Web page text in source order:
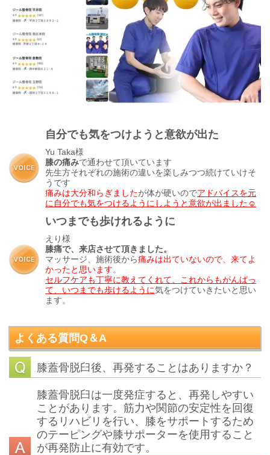
自分でも気をつけようと意欲が出た
Yu Taka様
膝の痛みで通わせて頂いています
先生方それぞれの施術の違いを楽しみつつ続けていけそ
うです
痛みは大分和らぎましたが体が硬いのでアドバイスを元
に自分でも気をつけるようにしようと意欲が出ました☺️
いつまでも歩けれるように
えり様
膝痛で、来店させて頂きました。
マッサージ、施術後から痛みは出ていないので、来てよ
かったと思います。
セルフケアも丁寧に教えてくれて、これからもがんばっ
て、いつまでも歩けるように気をつけていきたいと思い
ます。
よくある質問Q＆A
膝蓋骨脱臼後、再発することはありますか？
膝蓋骨脱臼は一度発症すると、再発しやすい
ことがあります。筋力や関節の安定性を回復
するリハビリを行い、膝をサポートするため
のテーピングや膝サポーターを使用すること
が再発防止に有効です。